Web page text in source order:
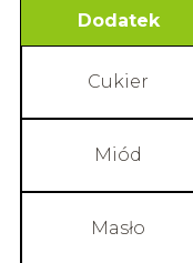
Dodatek
Cukier
Miód
Masło